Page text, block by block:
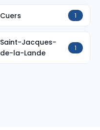
Cuers 1
Saint-Jacques-
de-la-Lande
1